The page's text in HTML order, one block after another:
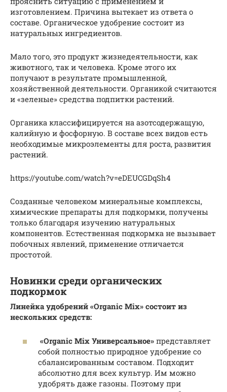
изготовлением. Причина вытекает из ответа о
составе. Органическое удобрение состоит из
натуральных ингредиентов.
Мало того, это продукт жизнедеятельности, как
животного, так и человека. Кроме этого их
получают в результате промышленной,
хозяйственной деятельности. Органикой считаются
и «зеленые» средства подпитки растений.
Органика классифицируется на азотсодержащую,
калийную и фосфорную. В составе всех видов есть
необходимые микроэлементы для роста, развития
растений.
https://youtube.com/watch?v=eDEUCGDqSh4
Созданные человеком минеральные комплексы,
химические препараты для подкормки, получены
только благодаря изучению натуральных
компонентов. Естественная подкормка не вызывает
побочных явлений, применение отличается
простотой.
Новинки среди органических
подкормок
Линейка удобрений «Organic Mix» состоит из
нескольких средств:
«Organic Mix Универсальное» представляет
собой полностью природное удобрение со
сбалансированным составом. Подходит
абсолютно для всех культур. Им можно
удобрять даже газоны. Поэтому при